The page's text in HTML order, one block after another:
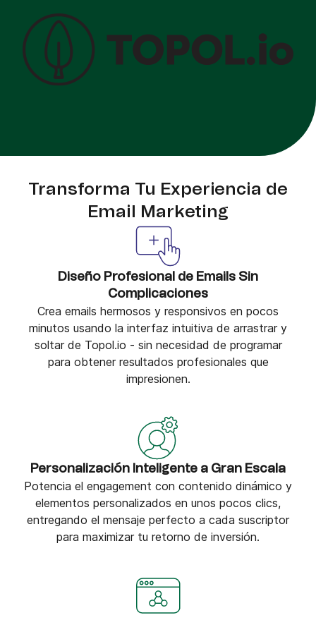
Transforma Tu Experiencia de
Email Marketing
Diseño Profesional de Emails Sin
Complicaciones
Crea emails hermosos y responsivos en pocos
minutos usando la interfaz intuitiva de arrastrar y
soltar de Topol.io - sin necesidad de programar
para obtener resultados profesionales que
impresionen.
Personalización Inteligente a Gran Escala
Potencia el engagement con contenido dinámico y
elementos personalizados en unos pocos clics,
entregando el mensaje perfecto a cada suscriptor
para maximizar tu retorno de inversión.